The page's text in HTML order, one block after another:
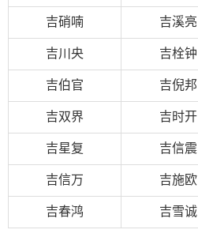
吉硝喃 吉溪亮
吉川央 吉栓钟
吉伯官 吉倪邦
吉双界 吉时开
吉星复 吉信震
吉信万 吉施欧
吉春鸿 吉雪诚